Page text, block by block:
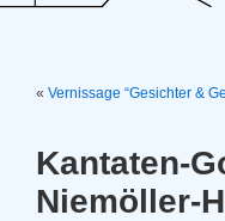
« Vernissage “Gesichter &
Kantaten-
Niemöller-